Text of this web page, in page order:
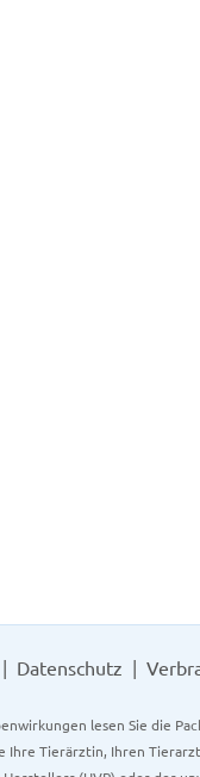
Datenschutz
lesen Sie die
Ihre Tierärztin, Ihren